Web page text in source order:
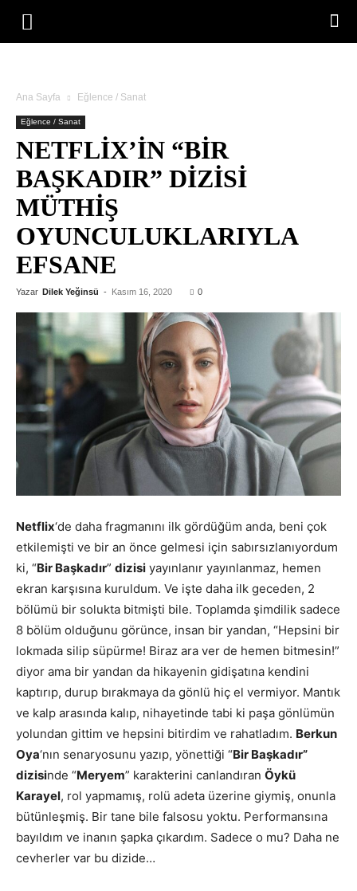
Ana Sayfa Eğlence / Sanat
Eğlence / Sanat
NETFLIX’IN “BIR
BAŞKADIR” DIZISI
MÜTHIŞ
OYUNCULUKLARIYLA
EFSANE
Yazar Dilek Yeğinsü - Kasım 16, 2020 0
Netflix‘de daha fragmanını ilk gördüğüm anda, beni çok
etkilemişti ve bir an önce gelmesi için sabırsızlanıyordum
ki, “Bir Başkadır” dizisi yayınlanır yayınlanmaz, hemen
ekran karşısına kuruldum. Ve işte daha ilk geceden, 2
bölümü bir solukta bitmişti bile. Toplamda şimdilik sadece
8 bölüm olduğunu görünce, insan bir yandan, “Hepsini bir
lokmada silip süpürme! Biraz ara ver de hemen bitmesin!”
diyor ama bir yandan da hikayenin gidişatına kendini
kaptırıp, durup bırakmaya da gönlü hiç el vermiyor. Mantık
ve kalp arasında kalıp, nihayetinde tabi ki paşa gönlümün
yolundan gittim ve hepsini bitirdim ve rahatladım. Berkun
Oya‘nın senaryosunu yazıp, yönettiği “Bir Başkadır”
dizisinde “Meryem” karakterini canlandıran Öykü
Karayel, rol yapmamış, rolü adeta üzerine giymiş, onunla
bütünleşmiş. Bir tane bile falsosu yoktu. Performansına
bayıldım ve inanın şapka çıkardım. Sadece o mu? Daha ne
cevherler var bu dizide…